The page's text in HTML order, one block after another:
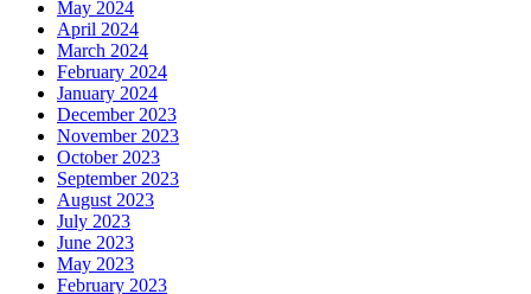
May 2024
April 2024
March 2024
February 2024
January 2024
December 2023
November 2023
October 2023
September 2023
August 2023
July 2023
June 2023
May 2023
February 2023